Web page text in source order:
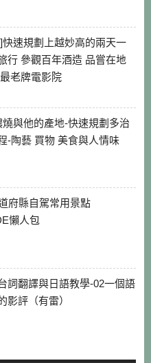
快速規劃上越妙高的兩天一
行 參觀百年酒造 品嘗在地
老牌電影院
燒與他的產地-快速規劃多治
-陶藝 買物 美食與人情味
府縣自駕常用景點
懶人包
詞翻譯與日語教學-02一個語
影評（有雷）